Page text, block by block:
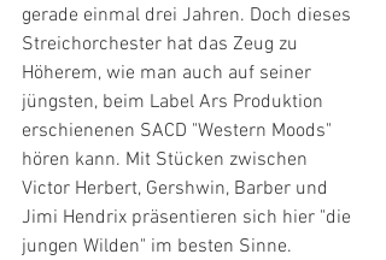
gerade einmal drei Jahren. Doch dieses
Streichorchester hat das Zeug zu
Höherem, wie man auch auf seiner
jüngsten, beim Label Ars Produktion
erschienenen SACD "Western Moods"
hören kann. Mit Stücken zwischen
Victor Herbert, Gershwin, Barber und
Jimi Hendrix präsentieren sich hier "die
jungen Wilden" im besten Sinne.